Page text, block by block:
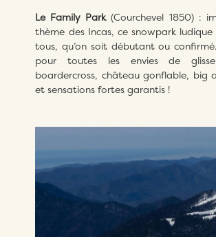
Le Family Park(Courchevel 1850) :
thème des Incas, ce snowpark
tous, qu’on soit débutant ou
pour toutes les envies de
boardercross, château gonflable, big
et sensations fortes garantis !